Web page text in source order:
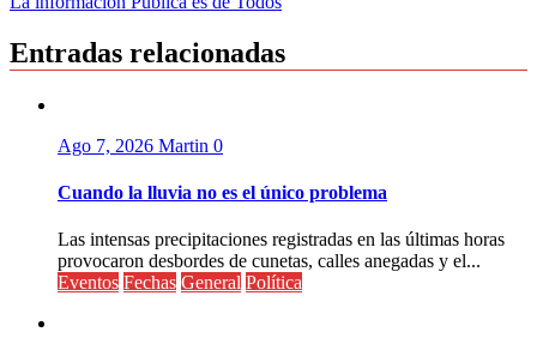
de
entradas
Entradas relacionadas
Ago 7, 2026 Martin 0
Cuando la lluvia no es el único problema
Las intensas precipitaciones registradas en las últimas horas
provocaron desbordes de cunetas, calles anegadas y el...
Eventos Fechas General Política